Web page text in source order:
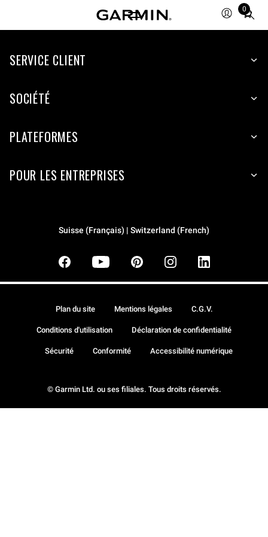
0
Total
items
cart:
SERVICE CLIENT
SOCIÉTÉ
PLATEFORMES
POUR LES ENTREPRISES
Suisse (Français) | Switzerland (French)
© Garmin Ltd. ou ses filiales. Tous droits réservés.
Plan du site Mentions légales C.G.V.
Conditions d'utilisation Déclaration de confidentialité
Sécurité Conformité Accessibilité numérique